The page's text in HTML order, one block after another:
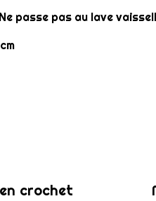
passe pas au lave
crochet